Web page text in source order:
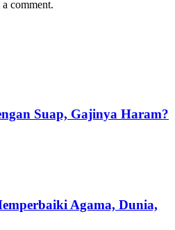
comment.
Suap, Gajinya Haram?
Agama, Dunia,